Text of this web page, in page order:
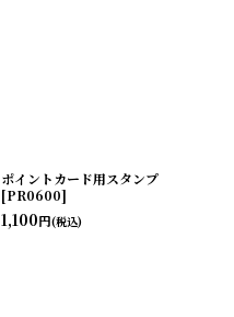
ポイントカード用スタンプ
[PR0600]
1,100円(税込)